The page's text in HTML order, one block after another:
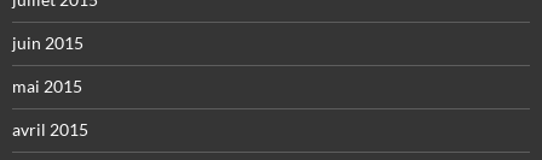
juin 2015
mai 2015
avril 2015